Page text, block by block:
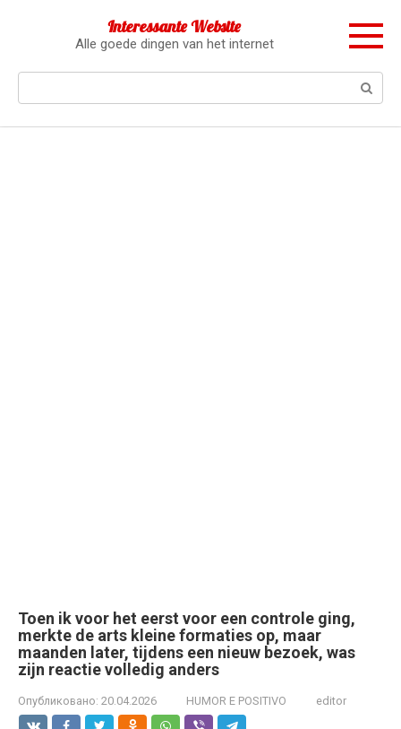
Interessante Website
Alle goede dingen van het internet
Toen ik voor het eerst voor een controle ging,
merkte de arts kleine formaties op, maar
maanden later, tijdens een nieuw bezoek, was
zijn reactie volledig anders
Опубликовано: 20.04.2026 HUMOR E POSITIVO editor